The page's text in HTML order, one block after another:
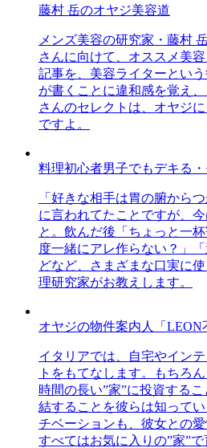
藤村 岳のオヤジ美容道
メンズ美容の研究家・藤村
さんに向けて、オススメ美
記事を、美容ライターとい
が書くことに違和感を覚え
さんのセレクトは、オヤジ
ですよ。
料理初心者男子でもデキる
「好きな相手は胃の腑から
に言われてたことですが、
と。飲んだ後「ちょっと一
度一緒にアレ作らない？」
どなど、さまざまな口実に
理研究家がお教えします。
オヤジの物件案内人「LEON
イタリアでは、自宅やイン
トをもてなします。もちろ
時間の長い”家”に投資する
結することを彼らは知って
チベーションも、彼女との
すべてはお気に入りの”家”